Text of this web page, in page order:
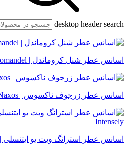
desktop header search
اسانس عطر شنل کروماندل | Chanel Coromandel
اسانس عطر زرجوف ناکسوس | Xerjoff Naxos
اسانس عطر استرانگ ویت یو ایتنسلی | Stronger With You Intensely